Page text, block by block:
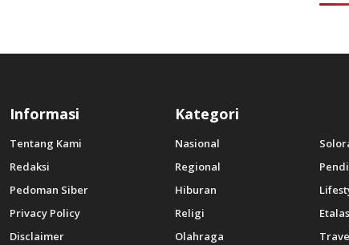
Informasi
Tentang Kami
Redaksi
Pedoman Siber
Privacy Policy
Disclaimer
Kategori
Nasional
Regional
Hiburan
Religi
Olahraga